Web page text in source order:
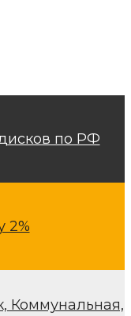
по РФ
2%
Коммунальная,